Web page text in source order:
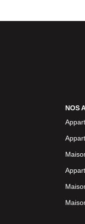
NOS